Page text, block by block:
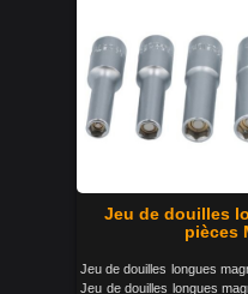
Jeu de douilles
pièces
Jeu de douilles longues
Jeu de douilles longues